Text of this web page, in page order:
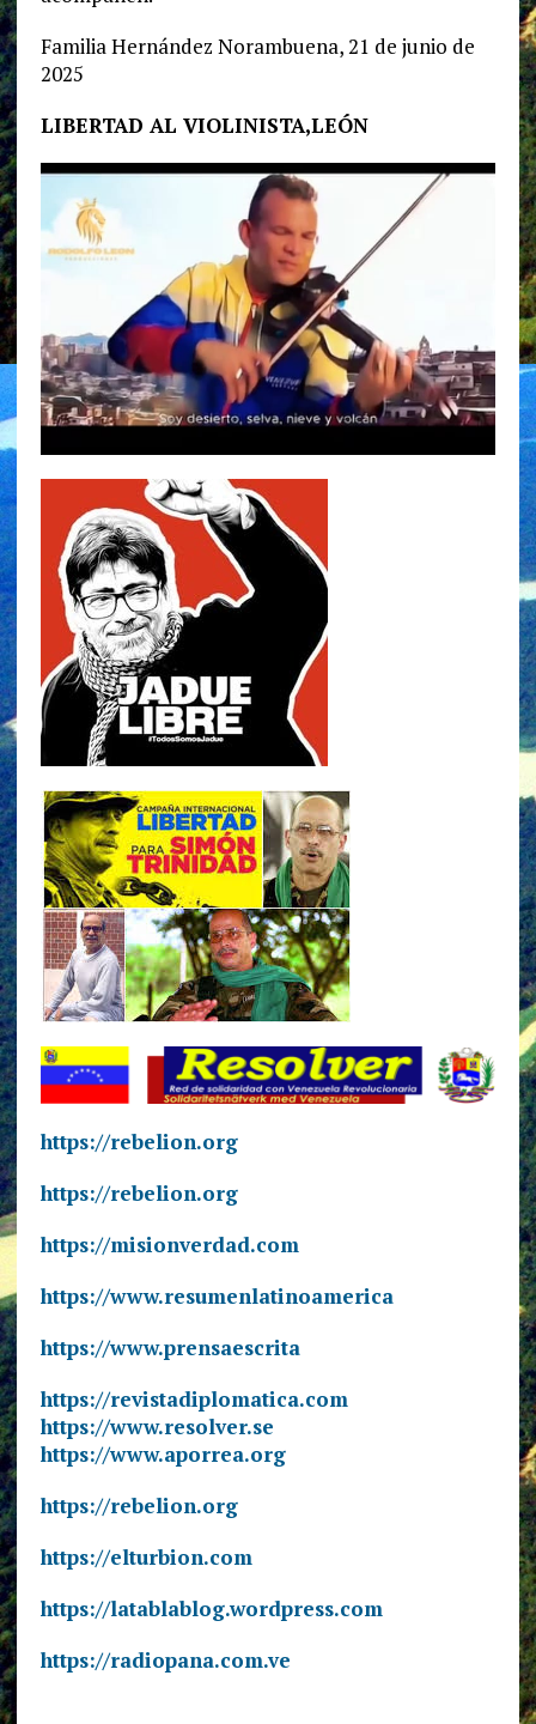
Familia Hernández Norambuena, 21 de junio de
2025
LIBERTAD AL VIOLINISTA,LEÓN
https://rebelion.org
https://rebelion.org
https://misionverdad.com
https://www.resumenlatinoamerica
https://www.prensaescrita
https://revistadiplomatica.com
https://www.resolver.se
https://www.aporrea.org
https://rebelion.org
https://elturbion.com
https://latablablog.wordpress.com
https://radiopana.com.ve